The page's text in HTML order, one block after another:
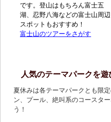
です。登山はもちろん富士五
湖、忍野八海などの富士山周辺
スポットもおすすめ！
富士山のツアーをさがす
人気のテーマパークを遊
夏休みは各テーマパークとも限
ン、プール、絶叫系のコースタ
う！